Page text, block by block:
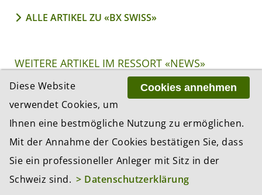
ALLE ARTIKEL ZU «BX SWISS»
WEITERE ARTIKEL IM RESSORT «NEWS»
Cookies annehmen
Diese Website
verwendet Cookies, um
Ihnen eine bestmögliche Nutzung zu ermöglichen.
Mit der Annahme der Cookies bestätigen Sie, dass
Sie ein professioneller Anleger mit Sitz in der
Schweiz sind. > Datenschutzerklärung